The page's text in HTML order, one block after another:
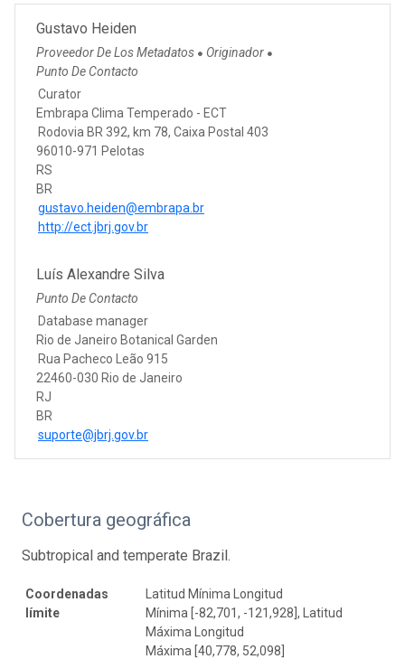
Gustavo Heiden
Proveedor De Los Metadatos ● Originador ●
Punto De Contacto
Curator
Embrapa Clima Temperado - ECT
Rodovia BR 392, km 78, Caixa Postal 403
96010-971 Pelotas
RS
BR
gustavo.heiden@embrapa.br
http://ect.jbrj.gov.br
Luís Alexandre Silva
Punto De Contacto
Database manager
Rio de Janeiro Botanical Garden
Rua Pacheco Leão 915
22460-030 Rio de Janeiro
RJ
BR
suporte@jbrj.gov.br
Cobertura geográfica
Subtropical and temperate Brazil.
Coordenadas
límite
Latitud Mínima Longitud
Mínima [-82,701, -121,928], Latitud
Máxima Longitud
Máxima [40,778, 52,098]